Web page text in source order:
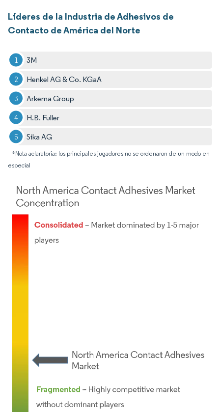
Líderes de la Industria de Adhesivos de
Contacto de América del Norte
3M
Henkel AG & Co. KGaA
Arkema Group
H.B. Fuller
Sika AG
*Nota aclaratoria: los principales jugadores no se ordenaron de un modo en
especial